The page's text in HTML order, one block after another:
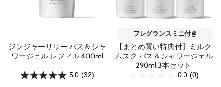
ジンジャーリリー バス＆シャ
ワージェル レフィル 400ml
5.0 (32)
フレグランスミニ付き
【まとめ買い特典付】ミルク
ムスク バス＆シャワージェル
290ml 3本セット
0.0 (0)